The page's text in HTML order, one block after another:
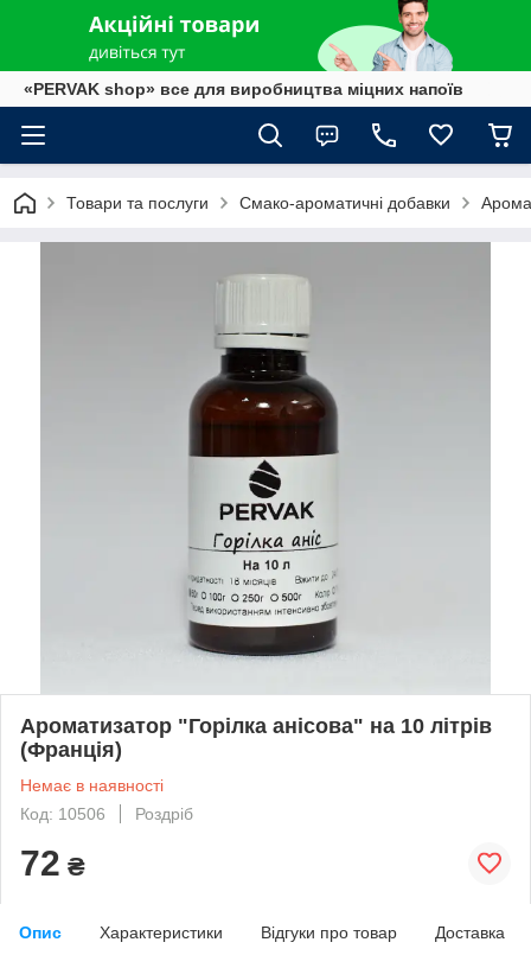
«PERVAK shop» все для виробництва міцних напоїв
Товари та послуги Смако-ароматичні добавки
Ароматизатор "Горілка анісова" на 10 літрів
(Франція)
Немає в наявності
Код: 10506
Роздріб
72 ₴
Опис Характеристики Відгуки про товар Доставка